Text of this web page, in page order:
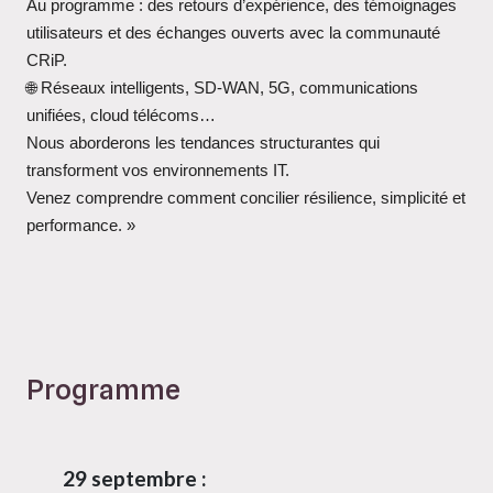
Au programme : des retours d’expérience, des témoignages
utilisateurs et des échanges ouverts avec la communauté
CRiP.
🌐Réseaux intelligents, SD-WAN, 5G, communications
unifiées, cloud télécoms…
Nous aborderons les tendances structurantes qui
transforment vos environnements IT.
Venez comprendre comment concilier résilience, simplicité et
performance. »
Programme
29 septembre :